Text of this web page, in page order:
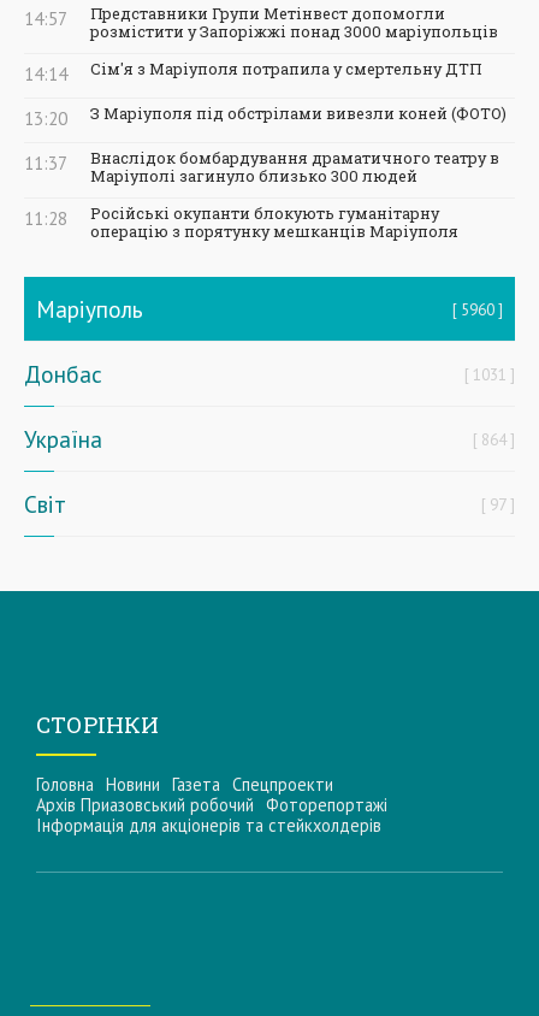
14:57
Представники Групи Метінвест допомогли
розмістити у Запоріжжі понад 3000 маріупольців
14:14 Сім'я з Маріуполя потрапила у смертельну ДТП
13:20 З Маріуполя під обстрілами вивезли коней (ФОТО)
11:37
Внаслідок бомбардування драматичного театру в
Маріуполі загинуло близько 300 людей
11:28
Російські окупанти блокують гуманітарну
операцію з порятунку мешканців Маріуполя
Маріуполь 5960
Донбас 1031
Україна 864
Світ 97
СТОРІНКИ
Головна Новини Газета Спецпроекти
Архів Приазовський робочий Фоторепортажі
Інформацiя для акцiонерiв та стейкхолдерiв